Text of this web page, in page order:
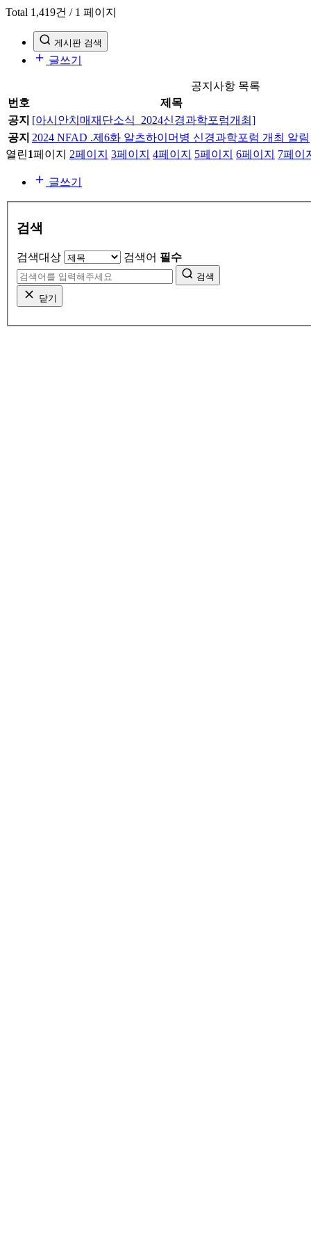
Total 1,419건 / 1 페이지
게시판 검색
글쓰기
공지사항 목록
번호
제목
공지 [아시안치매재단소식_2024신경과학포럼개최]
공지 2024 NFAD .제6화 알츠하이머병 신경과학포럼 개최 알림
열린1페이지 2페이지 3페이지 4페이지 5페이지 6페이지 7페이
글쓰기
검색
검색대상 검색어 필수
검색
닫기